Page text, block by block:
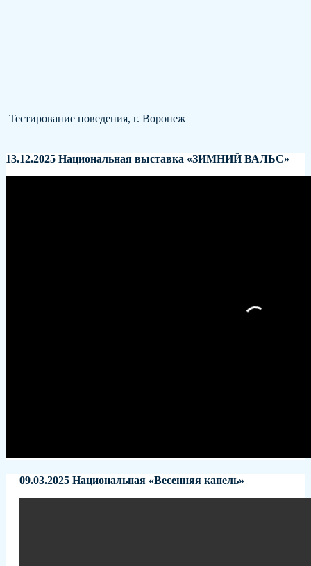
Тестирование поведения, г. Воронеж
13.12.2025 Национальная выставка «ЗИМНИЙ ВАЛЬС»
09.03.2025 Национальная «Весенняя капель»